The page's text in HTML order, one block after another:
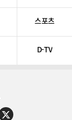
스포츠
D-TV